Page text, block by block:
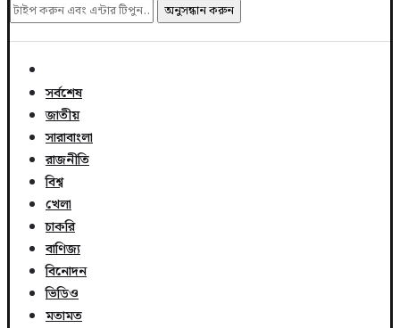
অনুসন্ধান করুন
সর্বশেষ
জাতীয়
সারাবাংলা
রাজনীতি
বিশ্ব
খেলা
চাকরি
বাণিজ্য
বিনোদন
ভিডিও
মতামত